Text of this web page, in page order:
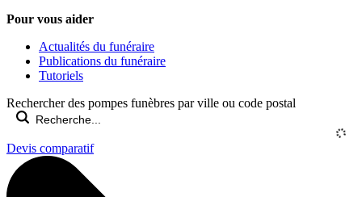
Pour vous aider
Actualités du funéraire
Publications du funéraire
Tutoriels
Rechercher des pompes funèbres par ville ou code postal
Devis comparatif